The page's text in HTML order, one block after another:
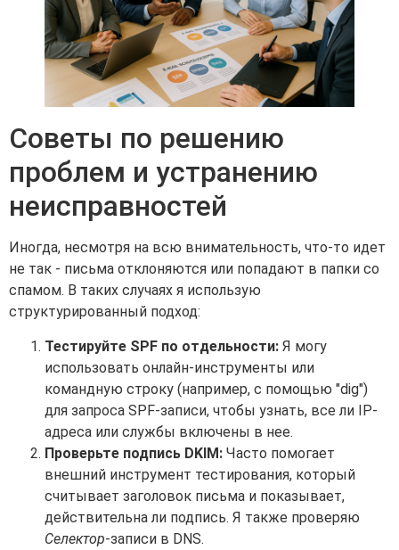
Советы по решению
проблем и устранению
неисправностей
Иногда, несмотря на всю внимательность, что-то идет
не так - письма отклоняются или попадают в папки со
спамом. В таких случаях я использую
структурированный подход:
Тестируйте SPF по отдельности: Я могу
использовать онлайн-инструменты или
командную строку (например, с помощью "dig")
для запроса SPF-записи, чтобы узнать, все ли IP-
адреса или службы включены в нее.
Проверьте подпись DKIM: Часто помогает
внешний инструмент тестирования, который
считывает заголовок письма и показывает,
действительна ли подпись. Я также проверяю
Селектор-записи в DNS.